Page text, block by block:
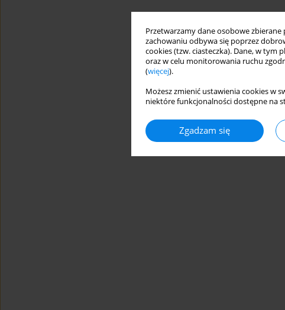
Przetwarzamy dane osobowe
zachowaniu odbywa się poprzez
cookies (tzw. ciasteczka). Dane, w tym
oraz w celu monitorowania ruchu
(więcej).
Możesz zmienić ustawienia cookies w
niektóre funkcjonalności dostępne na
Zgadzam się